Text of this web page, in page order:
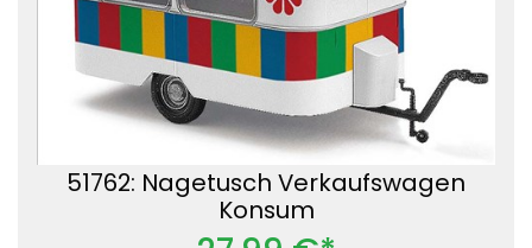
51762: Nagetusch Verkaufswagen
Konsum